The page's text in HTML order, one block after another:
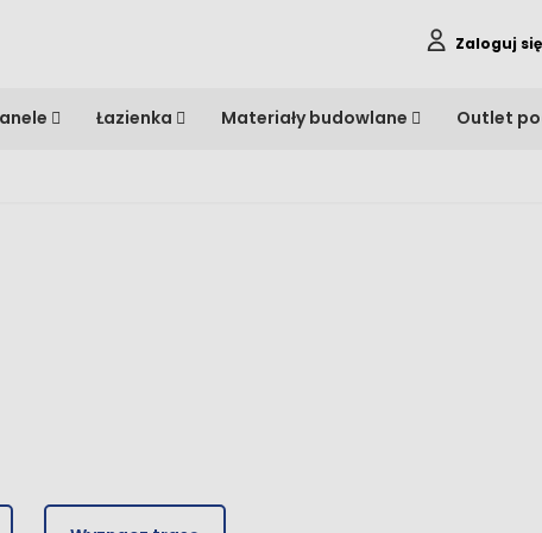
Zaloguj się
Łazienka Materiały budowlane Outlet